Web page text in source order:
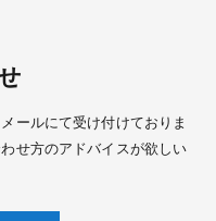
ールにて受け付けておりま
せ方のアドバイスが欲しい